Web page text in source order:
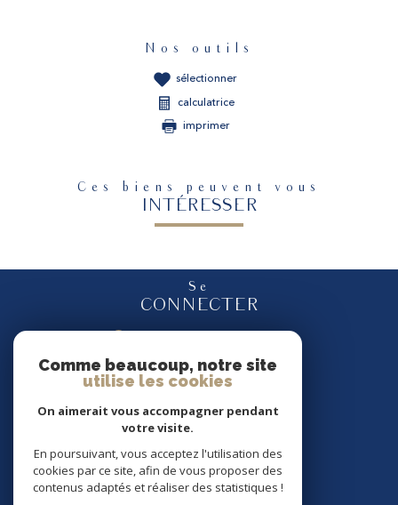
Nos outils
sélectionner
calculatrice
imprimer
Ces biens peuvent vous
INTÉRESSER
Se
CONNECTER
espace propriétaire
Nous
Nous
ADHÉRONS
Comme beaucoup, notre site
utilise les cookies
On aimerait vous accompagner pendant
votre visite.
En poursuivant, vous acceptez l'utilisation des
cookies par ce site, afin de vous proposer des
contenus adaptés et réaliser des statistiques !